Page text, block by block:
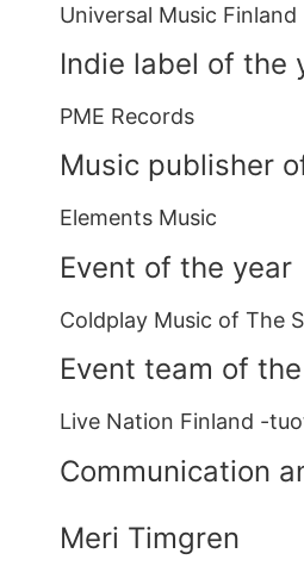
Universal Music Finland
Indie label of the
PME Records
Music publisher
Elements Music
Event of the year
Coldplay Music of The
Event team of
Live Nation Finland -
Communication
Meri Timgren